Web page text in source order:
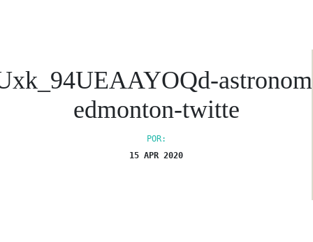
edmonton-twitte
POR:
15 APR 2020